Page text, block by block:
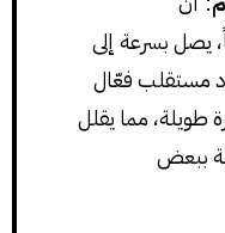
يصل بسرعة إلى
مستقلب فعّال
طويلة، مما يقلل
ببعض